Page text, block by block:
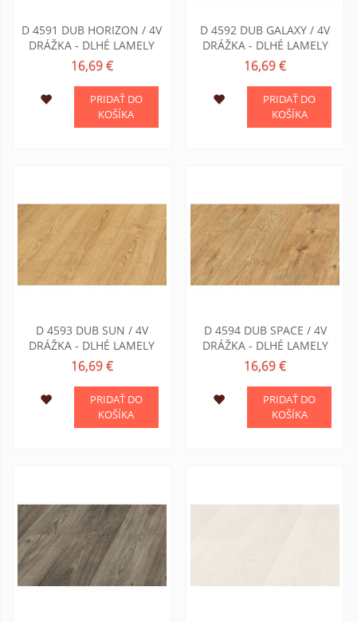
D 4591 DUB HORIZON / 4V
DRÁŽKA - DLHÉ LAMELY
16,69 €
PRIDAŤ DO
KOŠÍKA
D 4592 DUB GALAXY / 4V
DRÁŽKA - DLHÉ LAMELY
16,69 €
PRIDAŤ DO
KOŠÍKA
D 4593 DUB SUN / 4V
DRÁŽKA - DLHÉ LAMELY
16,69 €
PRIDAŤ DO
KOŠÍKA
D 4594 DUB SPACE / 4V
DRÁŽKA - DLHÉ LAMELY
16,69 €
PRIDAŤ DO
KOŠÍKA